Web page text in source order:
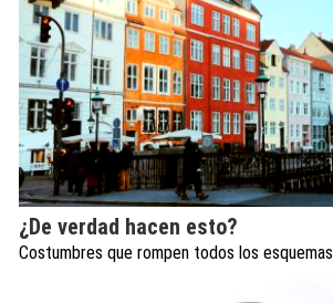
¿De verdad hacen esto?
Costumbres que rompen todos los esquemas